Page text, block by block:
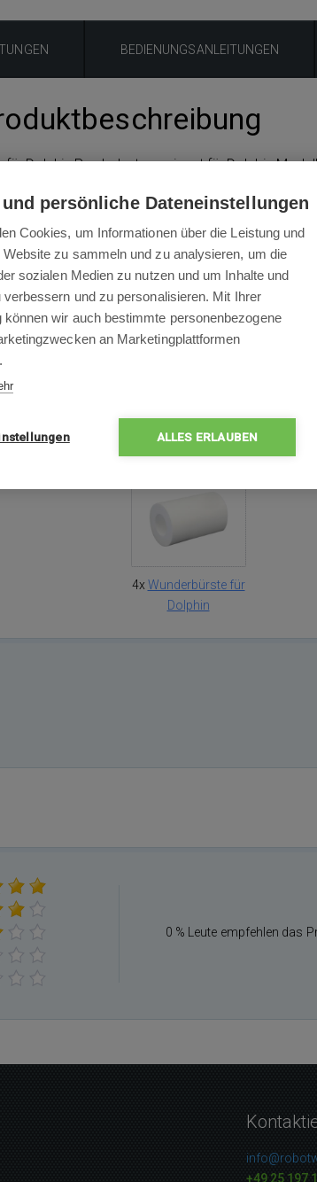
BEDIENUNGSANLEITUNGEN
für Dolphin Poolroboter, geignet für Dolphin
M5 / M500
Wave 50
Wave 100
Packungsinhalt
4x Wunderbürste für
Dolphin
0 % Leute empfehlen das
+49 25 197
persönliche Dateneinstellungen
Cookies, um Informationen über die Leistung und
Website zu sammeln und zu analysieren, um die
sozialen Medien zu nutzen und um Inhalte und
verbessern und zu personalisieren. Mit Ihrer
können wir auch bestimmte personenbezogene
an Marketingplattformen
ALLES ERLAUBEN